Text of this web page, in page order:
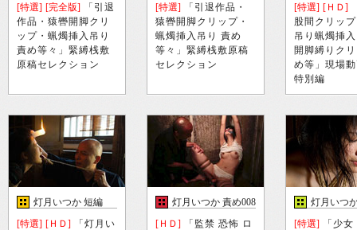
[特選] [完全版] 「引退
作品・猿轡開脚クリ
ップ・蝋燭挿入吊り
責め等々」緊縛桟敷
原稿セレクション
[特選] 「引退作品・
猿轡開脚クリップ・
蝋燭挿入吊り 責め
等々」緊縛桟敷原稿
セレクション
[特選] [ＨＤ]
股間クリッ
吊り蝋燭挿
開脚縛りク
め等」現場
特別編
灯月いつか 短編
[特選] [ＨＤ] 「灯月い
灯月いつか 責め008
[ＨＤ] 「監禁 恐怖 ロ
灯月いつ
[特選] 「少